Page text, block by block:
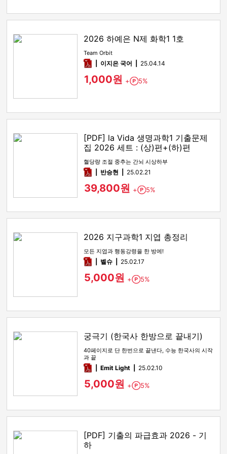
2026 하예은 N제 화학1 1호
Team Orbit
pdf이지은 국어 25.04.14
1,000원 + Point
5%
[PDF] la Vida 생명과학1 기출문제
집 2026 세트 : (상)편+(하)편
혈당량 조절 중추는 간뇌 시상하부
pdf반승현 25.02.21
39,800원 + Point
5%
2026 지구과학1 지엽 총정리
모든 지엽과 행동강령을 한 방에!
pdf벨슈 25.02.17
5,000원 + Point
5%
궁극기 (한국사 한방으로 끝내기)
40페이지로 단 한번으로 끝낸다, 수능 한국사의 시작
과 끝
pdfEmit Light 25.02.10
5,000원 + Point
5%
[PDF] 기출의 파급효과 2026 - 기
하